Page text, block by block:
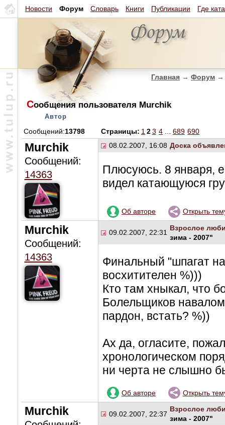
Новости Форум Словарь Книги Публикации Где
Главная → Форум →
Сообщения пользователя Murchik
Автор
Сообщений:13798 Страницы: 12 3 4 … 689 690
Murchik
Сообщений:
14363
08.02.2007, 16:08 Доска
Плюсуюсь. 8 января,
видел катающуюся
Об авторе Открыть
Murchik
Сообщений:
14363
09.02.2007, 22:31
Взрослое
зима - 2007"
Финальный "шпагат
восхитителен %)))
Кто там хныкал, что
Болельщиков
пардон, встать? %))
Ах да, огласите,
хронологическом
ни черта не слышно
Об авторе Открыть
Murchik 09.02.2007, 22:37
Взрослое
зима - 2007"